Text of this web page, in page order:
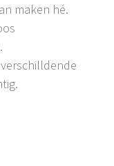
maken hé.